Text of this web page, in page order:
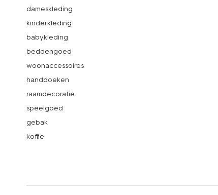
dameskleding
kinderkleding
babykleding
beddengoed
woonaccessoires
handdoeken
raamdecoratie
speelgoed
gebak
koffie